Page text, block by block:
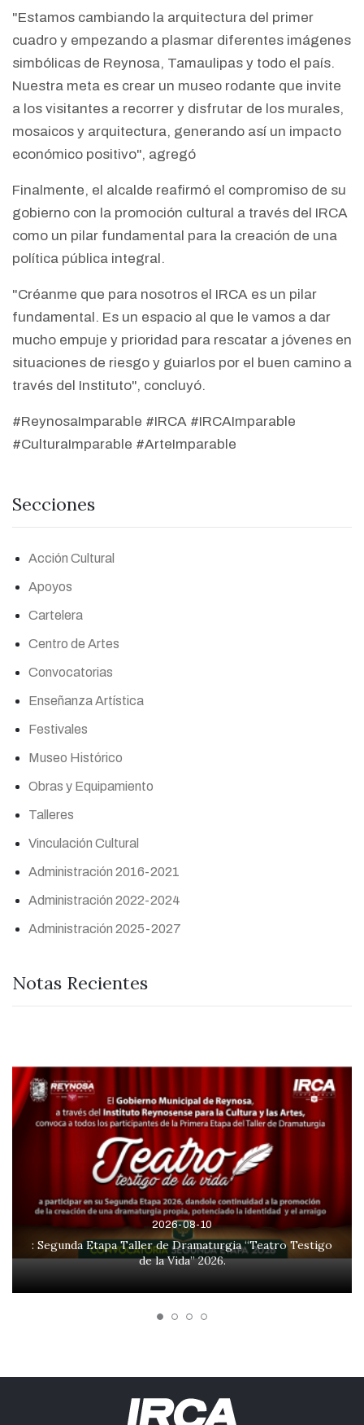
"Estamos cambiando la arquitectura del primer
cuadro y empezando a plasmar diferentes imágenes
simbólicas de Reynosa, Tamaulipas y todo el país.
Nuestra meta es crear un museo rodante que invite
a los visitantes a recorrer y disfrutar de los murales,
mosaicos y arquitectura, generando así un impacto
económico positivo", agregó
Finalmente, el alcalde reafirmó el compromiso de su
gobierno con la promoción cultural a través del IRCA
como un pilar fundamental para la creación de una
política pública integral.
"Créanme que para nosotros el IRCA es un pilar
fundamental. Es un espacio al que le vamos a dar
mucho empuje y prioridad para rescatar a jóvenes en
situaciones de riesgo y guiarlos por el buen camino a
través del Instituto", concluyó.
#ReynosaImparable #IRCA #IRCAImparable
#CulturaImparable #ArteImparable
Secciones
Acción Cultural
Apoyos
Cartelera
Centro de Artes
Convocatorias
Enseñanza Artística
Festivales
Museo Histórico
Obras y Equipamiento
Talleres
Vinculación Cultural
Administración 2016-2021
Administración 2022-2024
Administración 2025-2027
Notas Recientes
2026-08-10
: Segunda Etapa Taller de Dramaturgia “Teatro Testigo
de la Vida” 2026.